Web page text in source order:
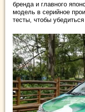
бренда и главного
модель в серийное
тесты, чтобы